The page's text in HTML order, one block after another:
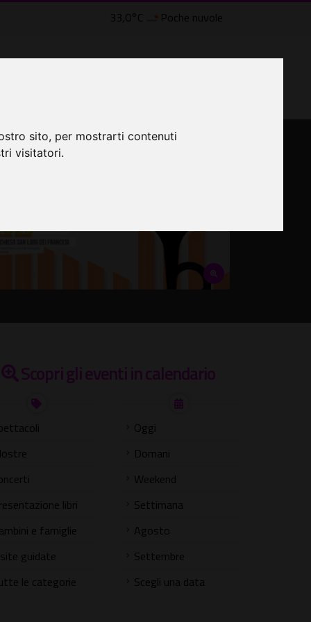
sito, per mostrarti contenuti
visitatori.
33,0°C Poche nuvole
Scopri gli eventi in calendario
libri
e famiglie
guidate
le categorie
Oggi
Domani
Weekend
Settimana
Agosto
Settembre
Scegli una data